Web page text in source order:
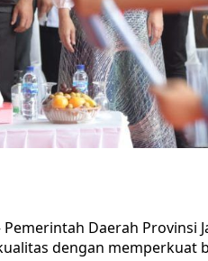
Pemerintah Daerah Provinsi
dengan memperkuat